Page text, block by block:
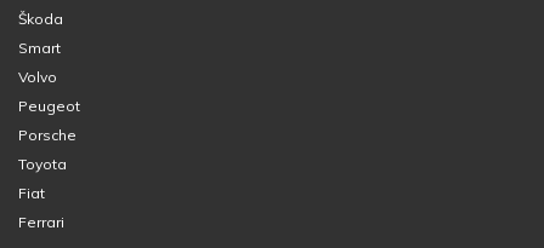
Škoda
Smart
Volvo
Peugeot
Porsche
Toyota
Fiat
Ferrari